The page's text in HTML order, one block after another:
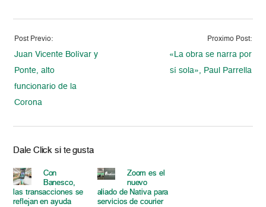
Post Previo:
Juan Vicente Bolívar y
Ponte, alto
funcionario de la
Corona
Proximo Post:
«La obra se narra por
sí sola», Paul Parrella
Dale Click si te gusta
Con
Banesco,
las transacciones se
reflejan en ayuda
Zoom es el
nuevo
aliado de Nativa para
servicios de courier